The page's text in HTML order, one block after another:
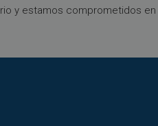
y estamos comprometidos